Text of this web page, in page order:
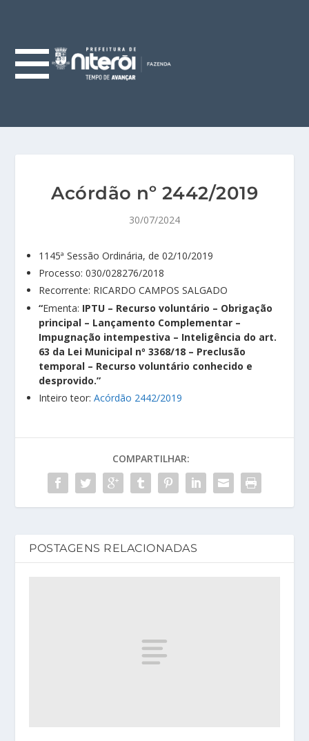
Acórdão nº 2442/2019
30/07/2024
1145ª Sessão Ordinária, de 02/10/2019
Processo: 030/028276/2018
Recorrente: RICARDO CAMPOS SALGADO
“Ementa: IPTU – Recurso voluntário – Obrigação
principal – Lançamento Complementar –
Impugnação intempestiva – Inteligência do art.
63 da Lei Municipal nº 3368/18 – Preclusão
temporal – Recurso voluntário conhecido e
desprovido.”
Inteiro teor:Acórdão 2442/2019
COMPARTILHAR:
POSTAGENS RELACIONADAS